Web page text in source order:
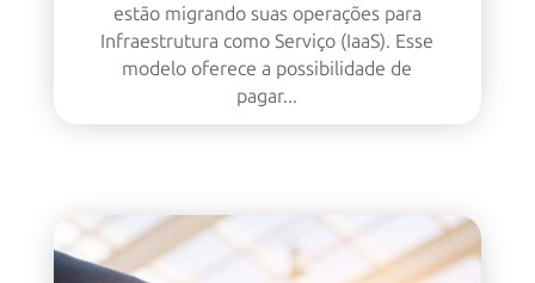
estão migrando suas operações para
Infraestrutura como Serviço (IaaS). Esse
modelo oferece a possibilidade de
pagar...